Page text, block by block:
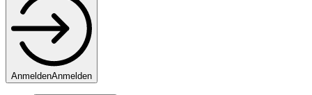
AnmeldenAnmelden